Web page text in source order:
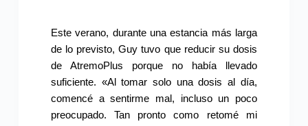
Este verano, durante una estancia más larga
de lo previsto, Guy tuvo que reducir su dosis
de AtremoPlus porque no había llevado
suficiente. «Al tomar solo una dosis al día,
comencé a sentirme mal, incluso un poco
preocupado. Tan pronto como retomé mi